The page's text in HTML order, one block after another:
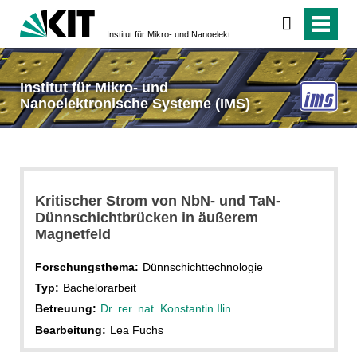
Institut für Mikro- und
Nanoelektronische Systeme (IMS)
Kritischer Strom von NbN- und TaN-
Dünnschichtbrücken in äußerem
Magnetfeld
Forschungsthema: Dünnschichttechnologie
Typ: Bachelorarbeit
Betreuung: Dr. rer. nat. Konstantin Ilin
Bearbeitung: Lea Fuchs